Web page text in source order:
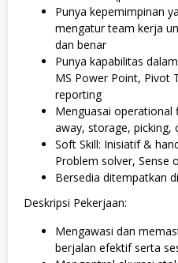
Punya kepemimpinan
mengatur team kerja
dan benar
Punya kapabilitas
MS Power Point, Pivot
reporting
Menguasai operational
away, storage, picking,
Soft Skill: Inisiatif &
Problem solver, Sense
Bersedia ditempatkan
Deskripsi Pekerjaan:
Mengawasi dan
berjalan efektif serta